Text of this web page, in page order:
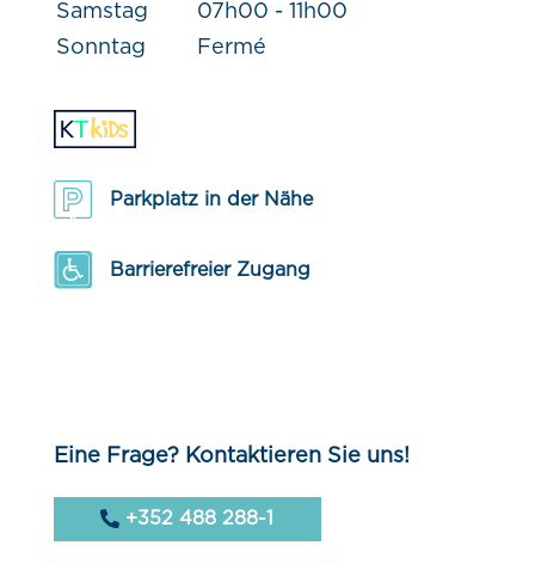
Samstag
07h00 - 11h00
Sonntag
Fermé
Parkplatz in der Nähe
Barrierefreier Zugang
Eine Frage? Kontaktieren Sie uns!
+352 488 288-1